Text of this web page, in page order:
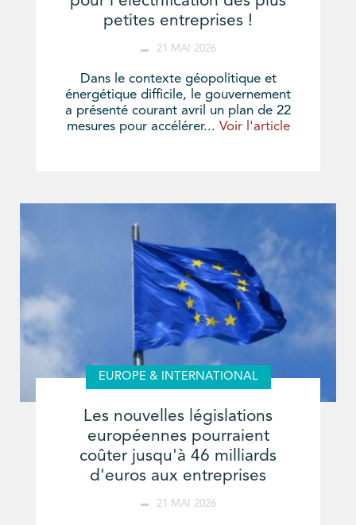
petites entreprises !
21 MAI 2026
Dans le contexte géopolitique et
énergétique difficile, le gouvernement
a présenté courant avril un plan de 22
mesures pour accélérer... Voir l'article
EUROPE & INTERNATIONAL
Les nouvelles législations
européennes pourraient
coûter jusqu'à 46 milliards
d'euros aux entreprises
21 MAI 2026